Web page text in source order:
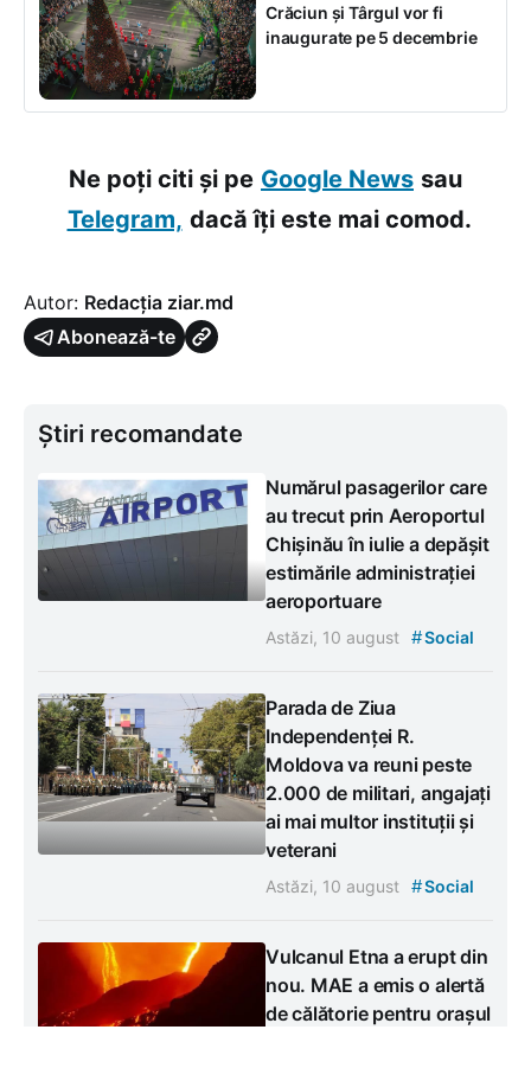
Crăciun și Târgul vor fi
inaugurate pe 5 decembrie
Ne poți citi și pe Google News sau
Telegram, dacă îți este mai comod.
Autor: Redacția ziar.md
Abonează-te
Știri recomandate
Numărul pasagerilor care
au trecut prin Aeroportul
Chișinău în iulie a depășit
estimările administrației
aeroportuare
Astăzi, 10 august #Social
Parada de Ziua
Independenței R.
Moldova va reuni peste
2.000 de militari, angajați
ai mai multor instituții și
veterani
Astăzi, 10 august #Social
Vulcanul Etna a erupt din
nou. MAE a emis o alertă
de călătorie pentru orașul